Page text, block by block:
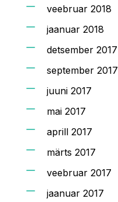
veebruar 2018
jaanuar 2018
detsember 2017
september 2017
juuni 2017
mai 2017
aprill 2017
märts 2017
veebruar 2017
jaanuar 2017